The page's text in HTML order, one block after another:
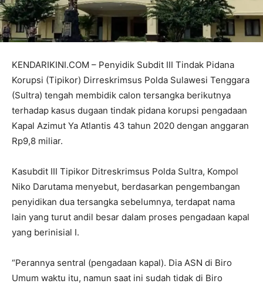
KENDARIKINI.COM – Penyidik Subdit III Tindak Pidana
Korupsi (Tipikor) Dirreskrimsus Polda Sulawesi Tenggara
(Sultra) tengah membidik calon tersangka berikutnya
terhadap kasus dugaan tindak pidana korupsi pengadaan
Kapal Azimut Ya Atlantis 43 tahun 2020 dengan anggaran
Rp9,8 miliar.
Kasubdit III Tipikor Ditreskrimsus Polda Sultra, Kompol
Niko Darutama menyebut, berdasarkan pengembangan
penyidikan dua tersangka sebelumnya, terdapat nama
lain yang turut andil besar dalam proses pengadaan kapal
yang berinisial I.
“Perannya sentral (pengadaan kapal). Dia ASN di Biro
Umum waktu itu, namun saat ini sudah tidak di Biro